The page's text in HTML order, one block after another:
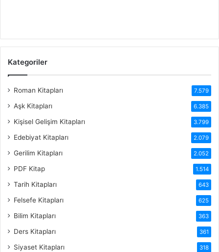
Kategoriler
Roman Kitapları 7.579
Aşk Kitapları 6.385
Kişisel Gelişim Kitapları 3.799
Edebiyat Kitapları 2.079
Gerilim Kitapları 2.052
PDF Kitap 1.514
Tarih Kitapları 643
Felsefe Kitapları 625
Bilim Kitapları 363
Ders Kitapları 361
Siyaset Kitapları 318